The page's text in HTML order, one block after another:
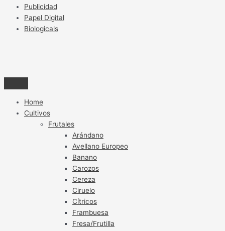
Publicidad
Papel Digital
Biologicals
Home
Cultivos
Frutales
Arándano
Avellano Europeo
Banano
Carozos
Cereza
Ciruelo
Cítricos
Frambuesa
Fresa/Frutilla